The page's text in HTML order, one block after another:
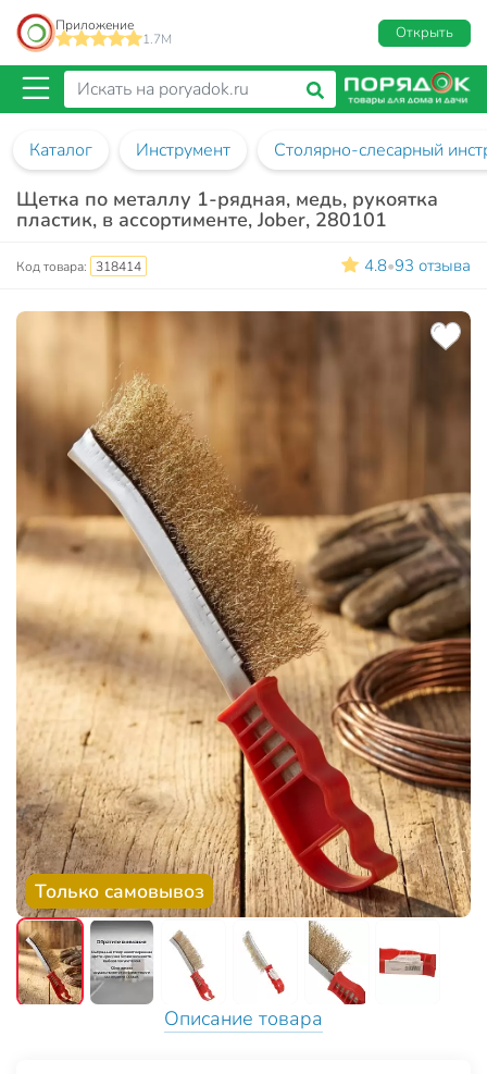
Приложение
1.7M
Открыть
Каталог Инструмент Столярно-слесарный
Щетка по металлу 1-рядная, медь, рукоятка
пластик, в ассортименте, Jober, 280101
Код товара: 318414 4.8•93 отзыва
Только самовывоз
Описание товара